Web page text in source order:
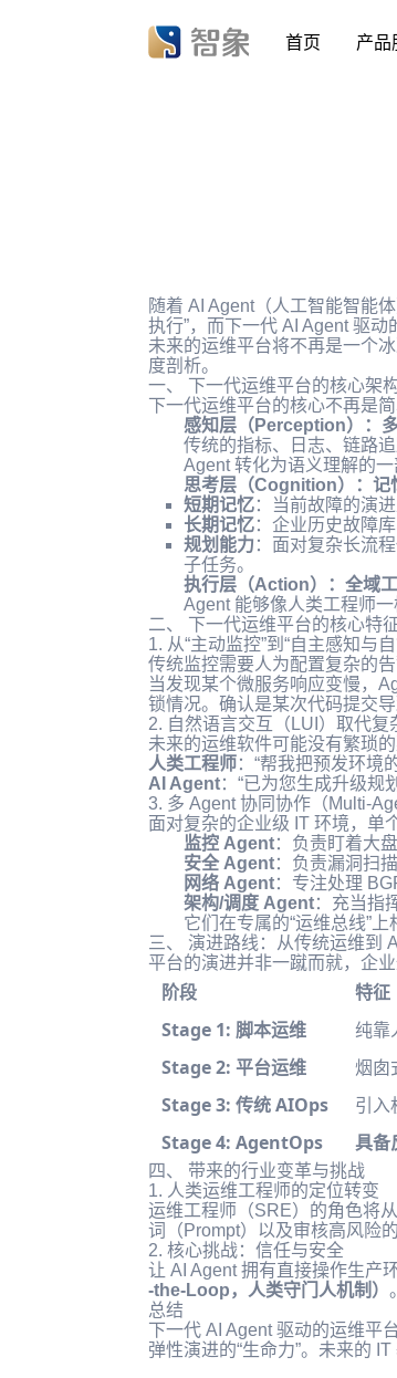
首页 产品
随着 AI Agent（人工智能智能
执行”，而下一代 AI Agent 驱
未来的运维平台将不再是一个
度剖析。
一、 下一代运维平台的核心架
下一代运维平台的核心不再是
感知层（Perception）：
传统的指标、日志、链路
Agent 转化为语义理解的一
思考层（Cognition）：记
短期记忆：当前故障的演进
长期记忆：企业历史故障
规划能力 ：面对复杂长流
子任务。
执行层（Action）：全域
Agent 能够像人类工程师
二、 下一代运维平台的核心特
1. 从“主动监控”到“自主感知与自
传统监控需要人为配置复杂的告
当发现某个微服务响应变慢，
锁情况。确认是某次代码提交
2. 自然语言交互（LUI）取代复
未来的运维软件可能没有繁琐
人类工程师：“帮我把预发环境
AI Agent：“已为您生成升级
3. 多 Agent 协同协作（Multi-
面对复杂的企业级 IT 环境，单
监控 Agent：负责盯着大
安全 Agent：负责漏洞扫
网络 Agent：专注处理
架构/调度 Agent：充当指
它们在专属的“运维总线”
三、 演进路线：从传统运维到
平台的演进并非一蹴而就，企
阶段 特征
Stage 1: 脚本运维
纯靠
Stage 2: 平台运维
烟囱
Stage 3: 传统 AIOps
引入
Stage 4: AgentOps
具备
四、 带来的行业变革与挑战
1. 人类运维工程师的定位转变
运维工程师（SRE）的角色将
词（Prompt）以及审核高风险的
2. 核心挑战：信任与安全
让 AI Agent 拥有直接操作生产
-the-Loop，人类守门人机制）
总结
下一代 AI Agent 驱动的运维平
弹性演进的“生命力”。未来的